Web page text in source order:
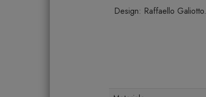
Design: Raffaello Galiotto.